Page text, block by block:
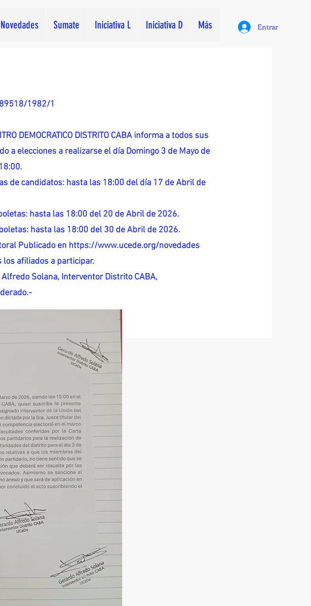
Novedades Sumate Iniciativa L Iniciativa D Más Entrar
1982/1
DEMOCRATICO DISTRITO CABA informa a todos sus
a elecciones a realizarse el día Domingo 3 de Mayo de
de candidatos: hasta las 18:00 del día 17 de Abril de
hasta las 18:00 del 20 de Abril de 2026.
hasta las 18:00 del 30 de Abril de 2026.
Publicado en https://www.ucede.org/novedades
los afiliados a participar.
Solana, Interventor Distrito CABA,